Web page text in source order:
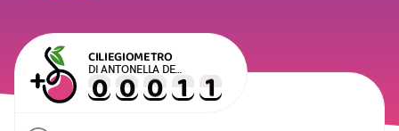
CILIEGIOMETRO
DI ANTONELLA DE
GREGORIO